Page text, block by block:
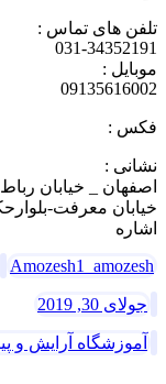
تلفن های تماس :
031-34352191
موبایل :
09135616002
فکس :
نشانی :
اصفهان _ خیابان
خیابان معرفت-
اشاره
Amozesh1_amozesh
جولای 30, 2019
آموزشگاه آرایش و